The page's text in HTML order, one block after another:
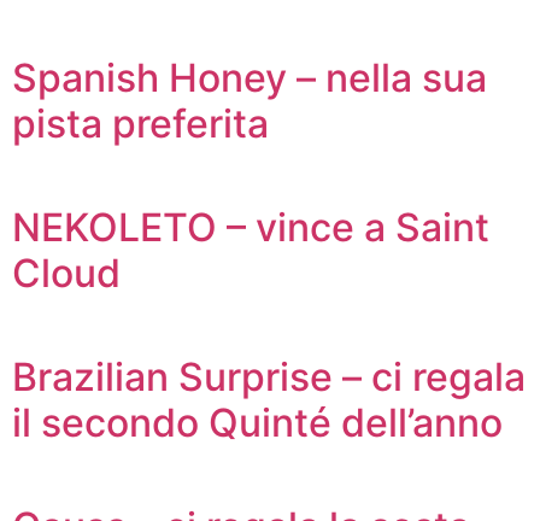
Spanish Honey – nella sua
pista preferita
NEKOLETO – vince a Saint
Cloud
Brazilian Surprise – ci regala
il secondo Quinté dell’anno